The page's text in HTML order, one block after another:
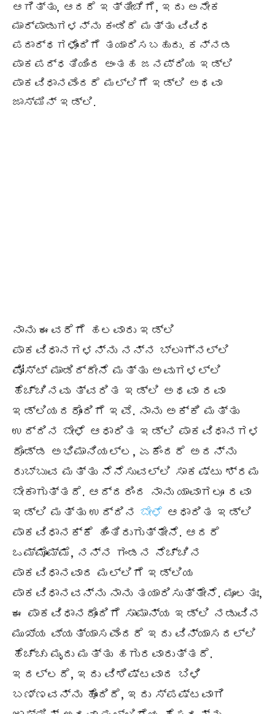
ಆಗಿತ್ತು, ಆದರೆ ಇತ್ತೀಚೆಗೆ, ಇದು ಅನೇಕ
ಮಾರ್ಪಾಡುಗಳನ್ನು ಕಂಡಿದೆ ಮತ್ತು ವಿವಿಧ
ಪದಾರ್ಥಗಳೊಂದಿಗೆ ತಯಾರಿಸಬಹುದು. ಕನ್ನಡ
ಪಾಕಪದ್ಧತಿಯಿಂದ ಅಂತಹ ಜನಪ್ರಿಯ ಇಡ್ಲಿ
ಪಾಕವಿಧಾನವೆಂದರೆ ಮಲ್ಲಿಗೆ ಇಡ್ಲಿ ಅಥವಾ
ಜಾಸ್ಮಿನ್ ಇಡ್ಲಿ.
ನಾನು ಈವರೆಗೆ ಹಲವಾರು ಇಡ್ಲಿ
ಪಾಕವಿಧಾನಗಳನ್ನು ನನ್ನ ಬ್ಲಾಗ್‌ನಲ್ಲಿ
ಪೋಸ್ಟ್ ಮಾಡಿದ್ದೇನೆ ಮತ್ತು ಅವುಗಳಲ್ಲಿ
ಹೆಚ್ಚಿನವು ತ್ವರಿತ ಇಡ್ಲಿ ಅಥವಾ ರವಾ
ಇಡ್ಲಿಯದರೊಂದಿಗೆ ಇವೆ. ನಾನು ಅಕ್ಕಿ ಮತ್ತು
ಉದ್ದಿನ ಬೇಳೆ ಆಧಾರಿತ ಇಡ್ಲಿ ಪಾಕವಿಧಾನಗಳ
ದೊಡ್ಡ ಅಭಿಮಾನಿಯಲ್ಲ, ಏಕೆಂದರೆ ಅದನ್ನು
ರುಬ್ಬುವ ಮತ್ತು ನೆನೆಸುವಲ್ಲಿ ಸಾಕಷ್ಟು ಶ್ರಮ
ಬೇಕಾಗುತ್ತದೆ. ಆದ್ದರಿಂದ ನಾನು ಯಾವಾಗಲೂ ರವಾ
ಇಡ್ಲಿ ಮತ್ತು ಉದ್ದಿನ ಬೇಳೆ ಆಧಾರಿತ ಇಡ್ಲಿ
ಪಾಕವಿಧಾನಕ್ಕೆ ಹಿಂತಿರುಗುತ್ತೇನೆ. ಆದರೆ
ಒಮ್ಮೊಮ್ಮೆ, ನನ್ನ ಗಂಡನ ನೆಚ್ಚಿನ
ಪಾಕವಿಧಾನವಾದ ಮಲ್ಲಿಗೆ ಇಡ್ಲಿಯ
ಪಾಕವಿಧಾನವನ್ನು ನಾನು ತಯಾರಿಸುತ್ತೇನೆ. ಮೂಲತಃ,
ಈ ಪಾಕವಿಧಾನದೊಂದಿಗೆ ಸಾಮಾನ್ಯ ಇಡ್ಲಿ ನಡುವಿನ
ಮುಖ್ಯ ವ್ಯತ್ಯಾಸವೆಂದರೆ ಇದು ವಿನ್ಯಾಸದಲ್ಲಿ
ಹೆಚ್ಚು ಮೃದು ಮತ್ತು ಹಗುರವಾರುತ್ತದೆ.
ಇದಲ್ಲದೆ, ಇದು ವಿಶಿಷ್ಟವಾದ ಬಿಳಿ
ಬಣ್ಣವನ್ನು ಹೊಂದಿದೆ, ಇದು ಸ್ಪಷ್ಟವಾಗಿ